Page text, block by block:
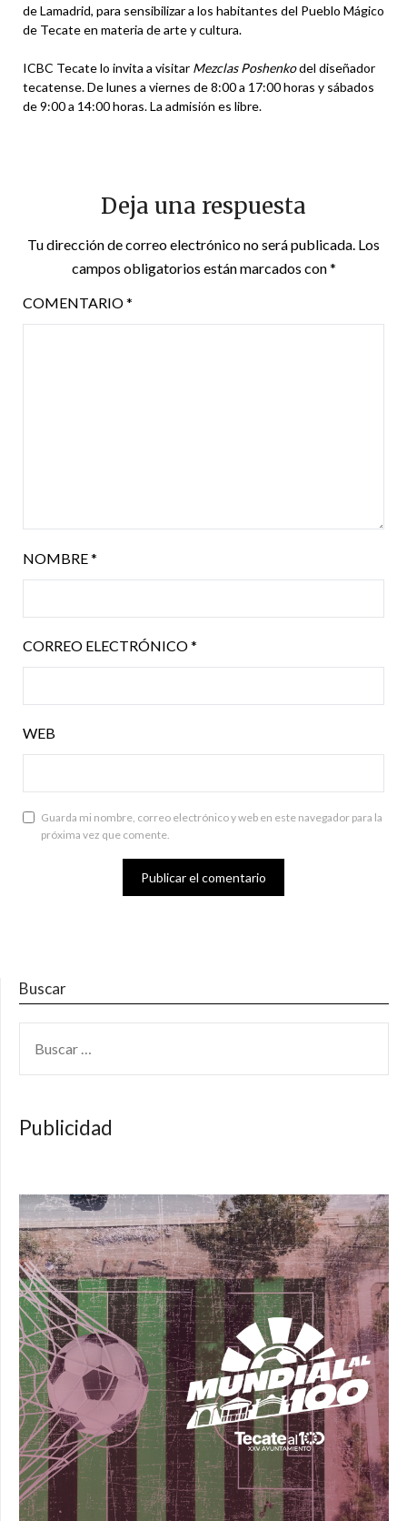
de Lamadrid, para sensibilizar a los habitantes del Pueblo Mágico
de Tecate en materia de arte y cultura.
ICBC Tecate lo invita a visitar Mezclas Poshenkodel diseñador
tecatense. De lunes a viernes de 8:00 a 17:00 horas y sábados
de 9:00 a 14:00 horas. La admisión es libre.
Deja una respuesta
Tu dirección de correo electrónico no será publicada. Los
campos obligatorios están marcados con*
COMENTARIO*
NOMBRE*
CORREO ELECTRÓNICO*
WEB
Guarda mi nombre, correo electrónico y web en este navegador para la
próxima vez que comente.
Buscar
Publicidad